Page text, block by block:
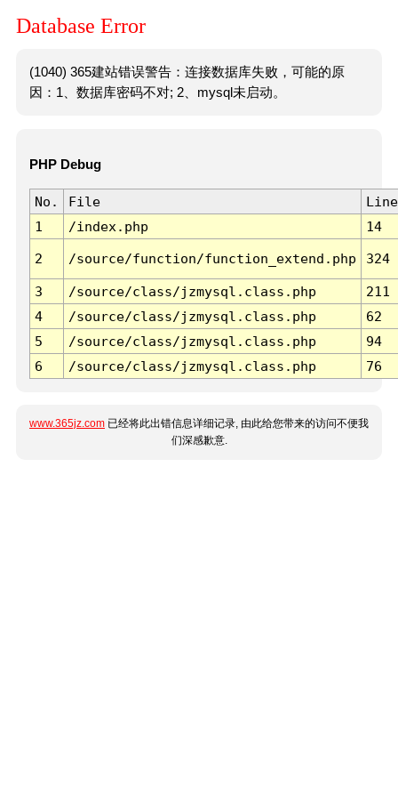
Database Error
(1040) 365建站错误警告：连接数据库失败，可能的原
因：1、数据库密码不对; 2、mysql未启动。
PHP Debug
No. File
Line
1
/index.php 14
2 /source/function/function_extend.php 324
3 /source/class/jzmysql.class.php
211
4
/source/class/jzmysql.class.php
62
5
/source/class/jzmysql.class.php
94
6
/source/class/jzmysql.class.php 76
www.365jz.com 已经将此出错信息详细记录, 由此给您带来的访问不便我
们深感歉意.